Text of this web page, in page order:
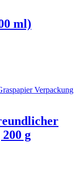
ml)
g